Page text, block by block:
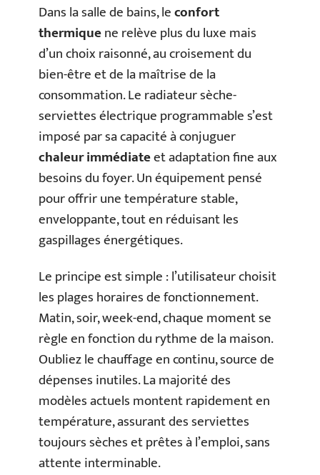
Dans la salle de bains, leconfort
thermiquene relève plus du luxe mais
d’un choix raisonné, au croisement du
bien-être et de la maîtrise de la
consommation. Le radiateur sèche-
serviettes électrique programmable s’est
imposé par sa capacité à conjuguer
chaleur immédiateet adaptation fine aux
besoins du foyer. Un équipement pensé
pour offrir une température stable,
enveloppante, tout en réduisant les
gaspillages énergétiques.
Le principe est simple : l’utilisateur choisit
les plages horaires de fonctionnement.
Matin, soir, week-end, chaque moment se
règle en fonction du rythme de la maison.
Oubliez le chauffage en continu, source de
dépenses inutiles. La majorité des
modèles actuels montent rapidement en
température, assurant des serviettes
toujours sèches et prêtes à l’emploi, sans
attente interminable.